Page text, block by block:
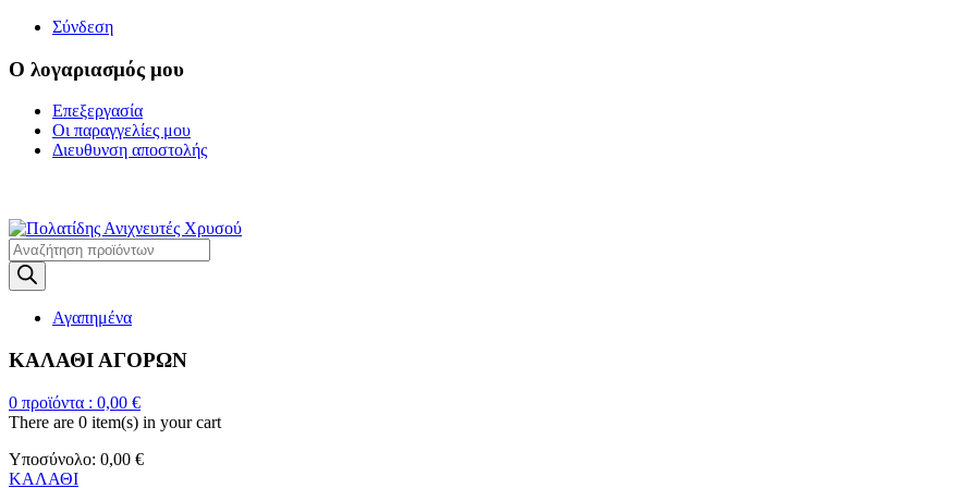
Σύνδεση
Ο λογαριασμός μου
Επεξεργασία
Οι παραγγελίες μου
Διευθυνση αποστολής
Products
search
Αγαπημένα
ΚΑΛΑΘΙ ΑΓΟΡΩΝ
0 προϊόντα : 0,00 €
There are 0 item(s) in your cart
Υποσύνολο: 0,00 €
ΚΑΛΑΘΙ